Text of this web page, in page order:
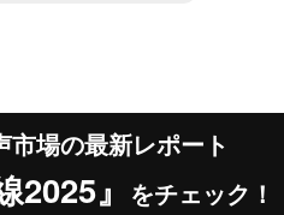
場の最新レポート
』 をチェック！